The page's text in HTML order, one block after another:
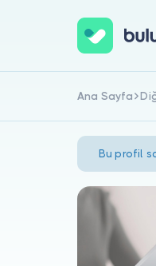
Ana Sayfa
Bu profil